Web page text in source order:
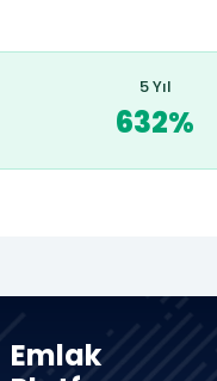
5 Yıl
632%
Emlak